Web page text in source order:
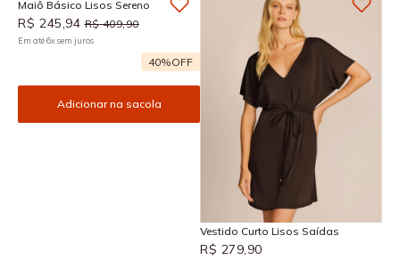
Maiô Básico Lisos Sereno
R$ 245,94 R$ 409,90
Em até6xsem juros
40%OFF
Adicionar na sacola
Vestido Curto Lisos Saídas
R$ 279,90